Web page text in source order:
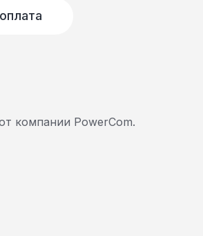
компании PowerCom.